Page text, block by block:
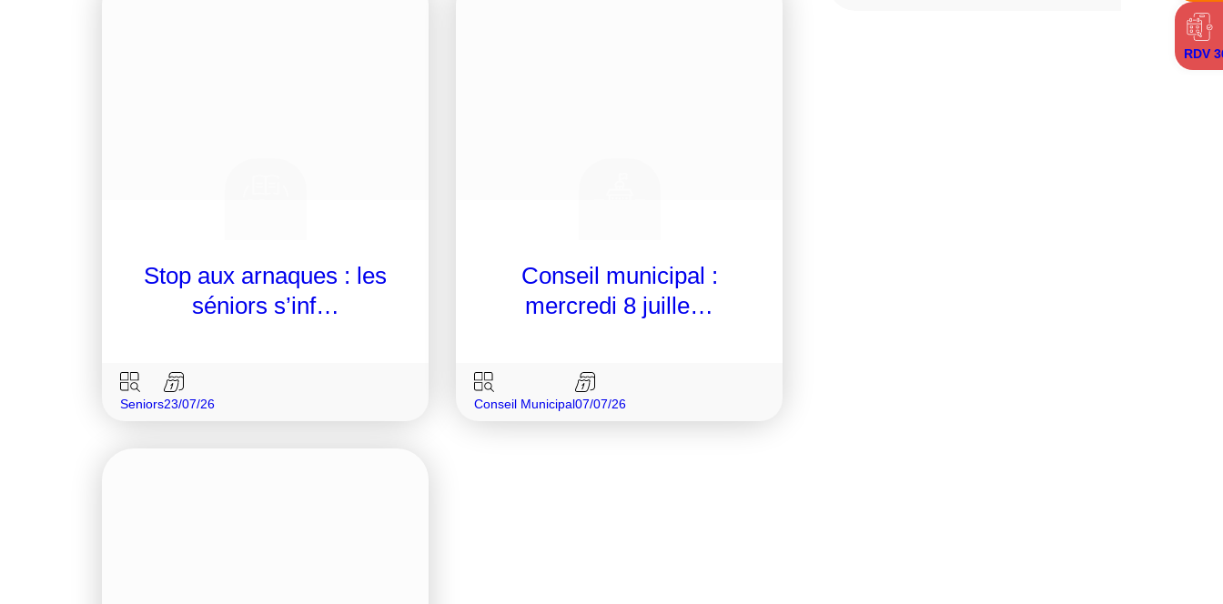
RDV
Stop aux arnaques : les
séniors s’inf…
Seniors23/07/26
Conseil municipal :
mercredi 8 juille…
Conseil Municipal07/07/26